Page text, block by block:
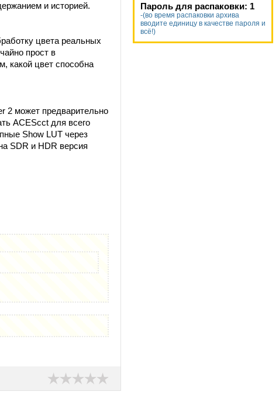
и историей.
цвета реальных
прост в
какой цвет способна
2 может предварительно
ACEScct для всего
Show LUT через
SDR и HDR версия
Пароль для распаковки: 1
-(во время распаковки архива
вводите единицу в качестве пароля и
всё!)